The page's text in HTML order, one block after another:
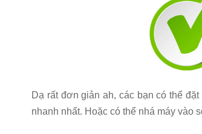
Dạ rất đơn giản ah, các bạn có thể
nhanh nhất. Hoặc có thể nhá máy vào